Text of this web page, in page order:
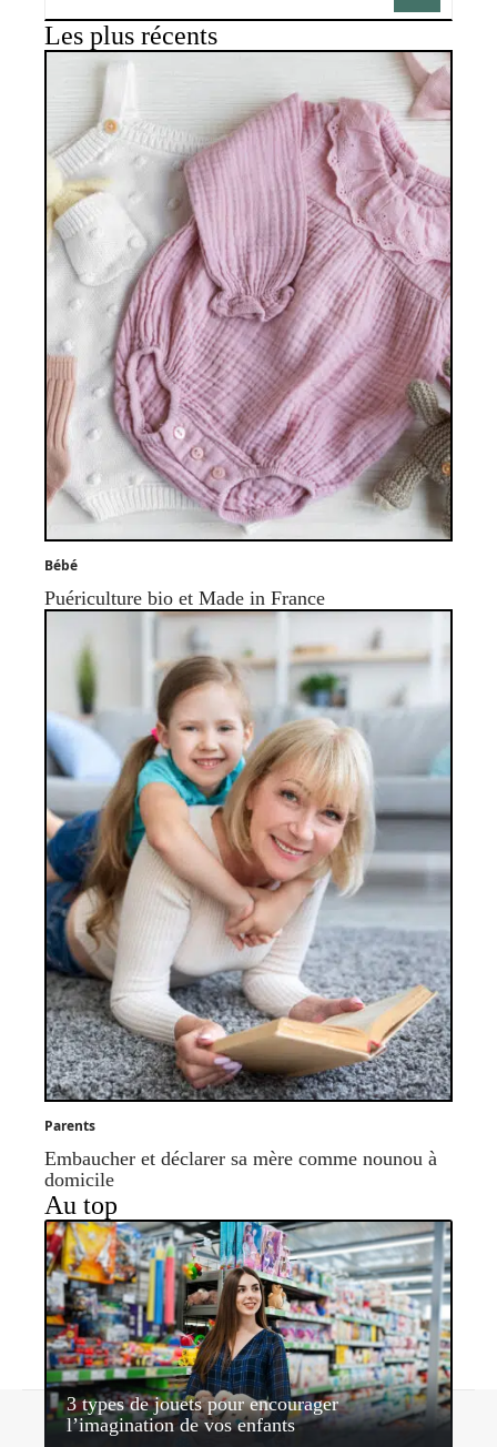
Les plus récents
Bébé
Puériculture bio et Made in France
Parents
Embaucher et déclarer sa mère comme nounou à
domicile
Au top
3 types de jouets pour encourager
l’imagination de vos enfants
Contact Mentions légales Sitemap